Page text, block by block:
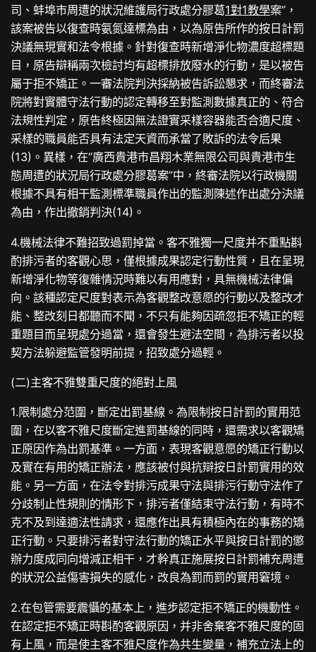
司、蚌埠市周遭的狀況維護局行政處分膠葛1對1教學案”，
該案被告以復查時氨氮達標為由，以為原告所作的按日計罰
決議無現實和法令根據。針對復查時新增淨化物濃度超標題
目，原告辯稱兩次檢討均有超標排放廢水的行動，是以被告
屬于拒不矯正。一審法院判決採納被告訴訟懇求，而終審法
院將對實體守法行動的認定轉移至對監測數據真正的、符合
法規性判定，原告終極因無法證實采樣容器能否合適尺度、
采樣的職員能否具有法定天資而承當了敗訴的法令后果
(13)。異樣，在“廣西貴港市昌翔木業無限公司與貴港市生
態周遭的狀況局行政處分膠葛案”中，終審法院以行政機關
根據不具有相干監測標準職員作出的監測陳述作出處分決議
為由，作出撤銷判決(14)。
4.機械法律不難招致過罰掉當。客不雅獨一尺度并不重點斟
酌排污者的客觀心思，僅根據成果認定行動性質，且在呈現
新增淨化物等復雜情況時難以有用應對，具無機械法律偏
向。該種認定尺度對表示為客觀整改意愿的行動以及整改才
能、整改刻日都聽而不聞，不只有能夠因疏忽拒不矯正的輕
重題目而呈現處分過當，還會發生避法空間，為排污者以投
契方法躲避監管發明前提，招致處分過輕。
(二)主客不雅雙重尺度的絕對上風
1.限制處分范圍，斷定出罰基線。為限制按日計罰的實用范
圍，在以客不雅尺度斷定進罰基線的同時，還需求以客觀矯
正原因作為出罰基準。一方面，表現客觀意愿的矯正行動以
及實在有用的矯正辦法，應該被付與抗辯按日計罰實用的效
能。另一方面，在法令對排污成果守法與排污行動守法作了
分歧制止性規則的情形下，排污者僅結束守法行動，有時不
克不及到達適法性請求，還應作出具有積極內在的事務的矯
正行動。只要排污者對守法行動的矯正水平與按日計罰的懲
辦力度成同向增減正相干，才幹真正施展按日計罰補充周遭
的狀況公益傷害損失的感化，改良為罰而罰的實用窘境。
2.在包管需要震懾的基本上，進步認定拒不矯正的機動性。
在認定拒不矯正時斟酌客觀原因，并非舍棄客不雅尺度的固
有上風，而是使主客不雅尺度作為共生變量，補充立法上的